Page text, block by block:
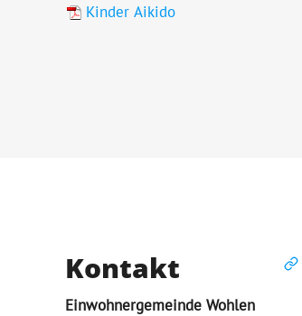
Kinder Aikido
Kontakt
Einwohnergemeinde Wohlen